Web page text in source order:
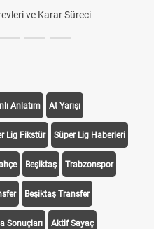
ve Karar Süreci
Anlatım At Yarışı
Lig Fikstür Süper Lig Haberleri
Beşiktaş Trabzonspor
Beşiktaş Transfer
Sonuçları Aktif Sayaç